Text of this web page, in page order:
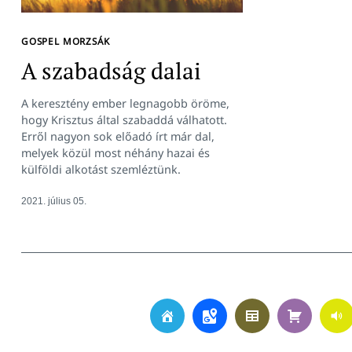
GOSPEL MORZSÁK
A szabadság dalai
A keresztény ember legnagobb öröme,
hogy Krisztus által szabaddá válhatott.
Erről nagyon sok előadó írt már dal,
melyek közül most néhány hazai és
külföldi alkotást szemléztünk.
2021. július 05.